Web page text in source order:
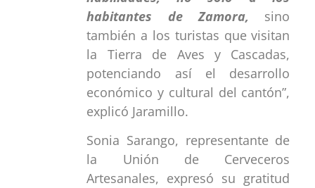
habitantes de Zamora, sino
también a los turistas que visitan
la Tierra de Aves y Cascadas,
potenciando así el desarrollo
económico y cultural del cantón”,
explicó Jaramillo.
Sonia Sarango, representante de
la Unión de Cerveceros
Artesanales, expresó su gratitud